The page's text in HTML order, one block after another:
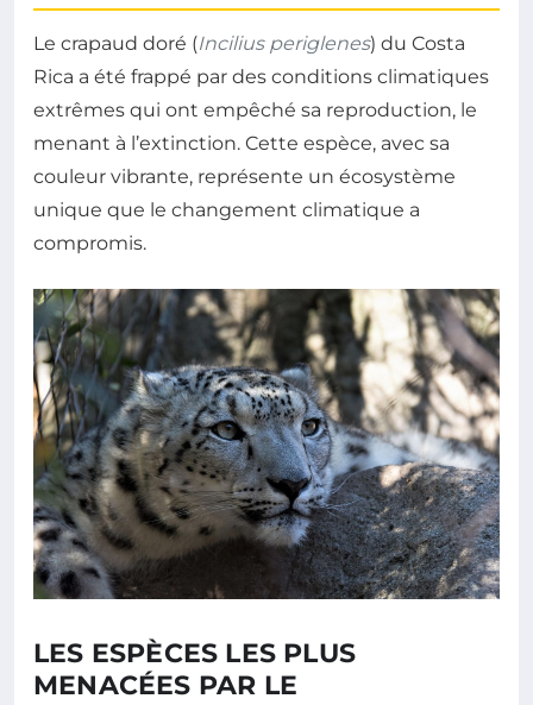
Le crapaud doré (Incilius periglenes) du Costa
Rica a été frappé par des conditions climatiques
extrêmes qui ont empêché sa reproduction, le
menant à l’extinction. Cette espèce, avec sa
couleur vibrante, représente un écosystème
unique que le changement climatique a
compromis.
LES ESPÈCES LES PLUS
MENACÉES PAR LE